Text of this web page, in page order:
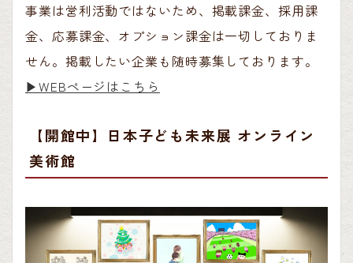
事業は営利活動ではないため、掲載課金、採用課
金、応募課金、オプション課金は一切しておりま
せん。掲載したい企業も随時募集しております。
▶︎WEBページはこちら
【開館中】日本子ども未来展 オンライン
美術館